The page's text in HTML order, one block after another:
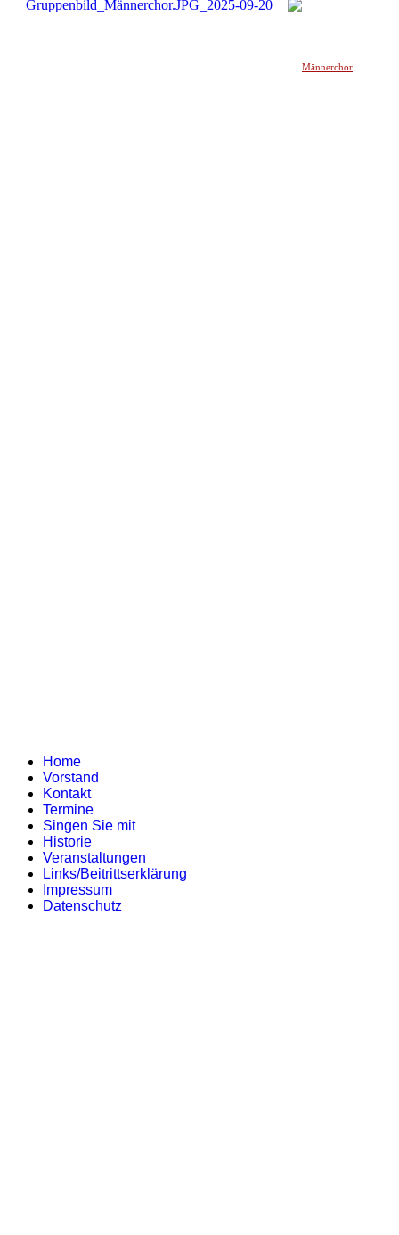
Männerchor
Home
Vorstand
Kontakt
Termine
Singen Sie mit
Historie
Veranstaltungen
Links/Beitrittserklärung
Impressum
Datenschutz